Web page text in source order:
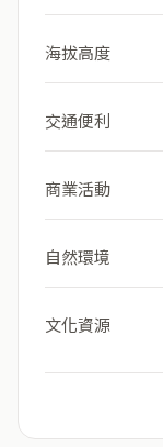
海拔高度
交通便利
商業活動
自然環境
文化資源